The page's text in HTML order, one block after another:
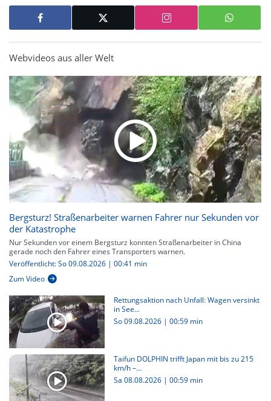
Webvideos aus aller Welt
Bergsturz! Straßenarbeiter warnen Fahrer nur Sekunden vor
der Katastrophe
Nur Sekunden vor einem Bergsturz konnten Straßenarbeiter in China
gerade noch den Fahrer eines Transporters warnen.
Veröffentlicht: So 09.08.2026 | 00:41 min
Zum Video
Rettungsaktion nach Unfall: Wagen versinkt
in See...
So 09.08.2026 | 00:59 min
Taifun DOLPHIN trifft Japan mit bis zu 215
km/h –...
Sa 08.08.2026 | 00:59 min